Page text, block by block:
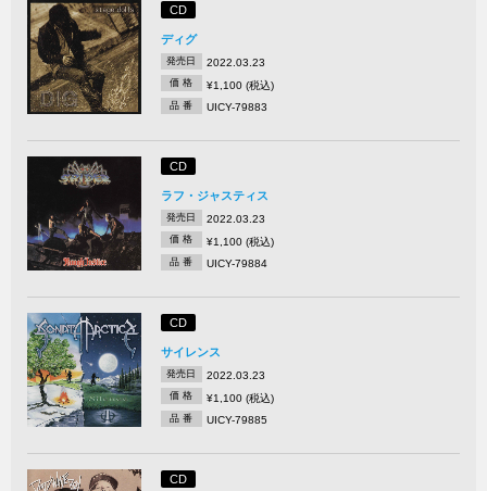
CD
ディグ
発売日 2022.03.23
価 格 ¥1,100 (税込)
品 番 UICY-79883
CD
ラフ・ジャスティス
発売日 2022.03.23
価 格 ¥1,100 (税込)
品 番 UICY-79884
CD
サイレンス
発売日 2022.03.23
価 格 ¥1,100 (税込)
品 番 UICY-79885
CD